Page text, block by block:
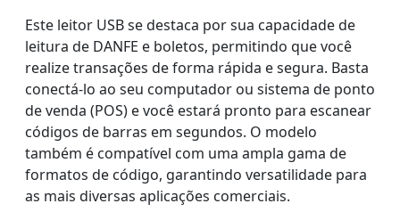
Este leitor USB se destaca por sua capacidade de
leitura de DANFE e boletos, permitindo que você
realize transações de forma rápida e segura. Basta
conectá-lo ao seu computador ou sistema de ponto
de venda (POS) e você estará pronto para escanear
códigos de barras em segundos. O modelo
também é compatível com uma ampla gama de
formatos de código, garantindo versatilidade para
as mais diversas aplicações comerciais.